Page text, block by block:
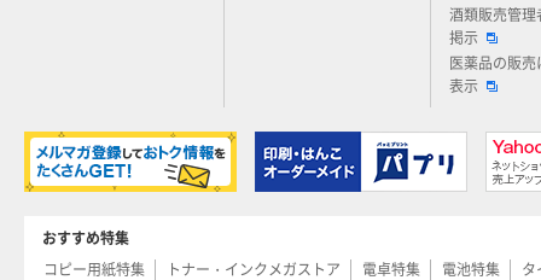
酒類販売管理
掲示
医薬品の販売
表示
おすすめ特集
コピー用紙特集
トナー・インクメガストア 電卓特集 電池特集
タ